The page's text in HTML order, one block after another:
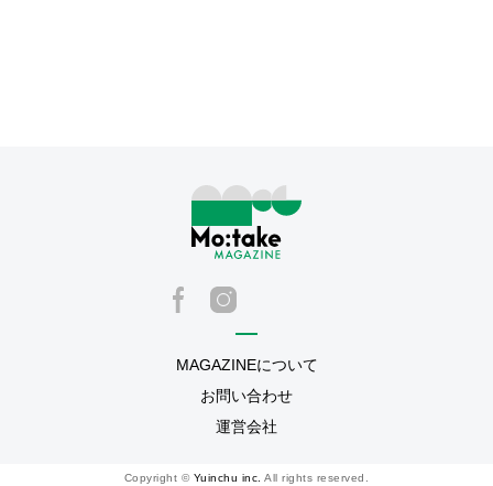
MAGAZINEについて
お問い合わせ
運営会社
Copyright © Yuinchu inc. All rights reserved.